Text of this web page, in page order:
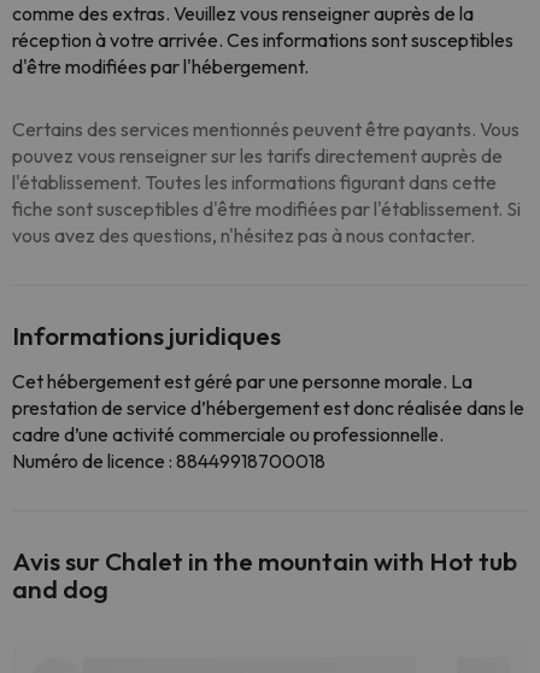
comme des extras. Veuillez vous renseigner auprès de la
réception à votre arrivée. Ces informations sont susceptibles
d'être modifiées par l'hébergement.
Certains des services mentionnés peuvent être payants. Vous
pouvez vous renseigner sur les tarifs directement auprès de
l'établissement. Toutes les informations figurant dans cette
fiche sont susceptibles d'être modifiées par l'établissement. Si
vous avez des questions, n'hésitez pas à nous contacter.
Informations juridiques
Cet hébergement est géré par une personne morale. La
prestation de service d’hébergement est donc réalisée dans le
cadre d’une activité commerciale ou professionnelle.
Numéro de licence : 88449918700018
Avis sur Chalet in the mountain with Hot tub
and dog